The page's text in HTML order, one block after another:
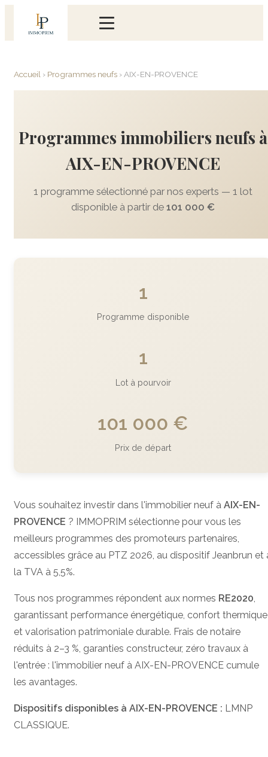
Accueil › Programmes neufs › AIX-EN-PROVENCE
Programmes immobiliers neufs à
AIX-EN-PROVENCE
1 programme sélectionné par nos experts — 1 lot
disponible à partir de 101 000 €
1
Programme disponible
1
Lot à pourvoir
101 000 €
Prix de départ
Vous souhaitez investir dans l'immobilier neuf à AIX-EN-
PROVENCE ? IMMOPRIM sélectionne pour vous les
meilleurs programmes des promoteurs partenaires,
accessibles grâce au PTZ 2026, au dispositif Jeanbrun et
la TVA à 5,5%.
Tous nos programmes répondent aux normes RE2020,
garantissant performance énergétique, confort thermique
et valorisation patrimoniale durable. Frais de notaire
réduits à 2–3 %, garanties constructeur, zéro travaux à
l'entrée : l'immobilier neuf à AIX-EN-PROVENCE cumule
les avantages.
Dispositifs disponibles à AIX-EN-PROVENCE : LMNP
CLASSIQUE.